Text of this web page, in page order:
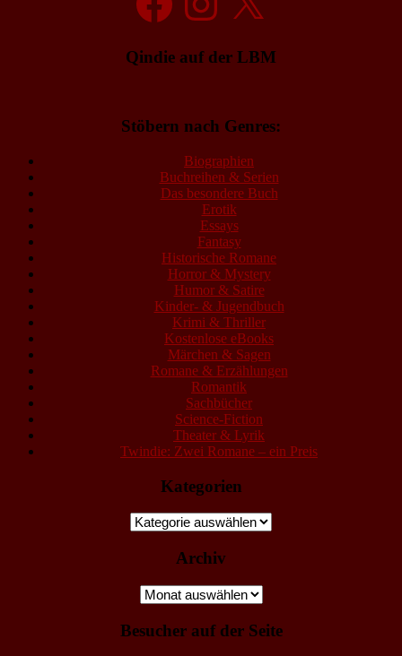
Qindie auf der LBM
Stöbern nach Genres:
Biographien
Buchreihen & Serien
Das besondere Buch
Erotik
Essays
Fantasy
Historische Romane
Horror & Mystery
Humor & Satire
Kinder- & Jugendbuch
Krimi & Thriller
Kostenlose eBooks
Märchen & Sagen
Romane & Erzählungen
Romantik
Sachbücher
Science-Fiction
Theater & Lyrik
Twindie: Zwei Romane – ein Preis
Kategorien
Kategorien
Archiv
Archiv
Besucher auf der Seite